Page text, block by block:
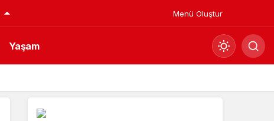
Menü Oluştur
Yaşam
Mod
değiştir